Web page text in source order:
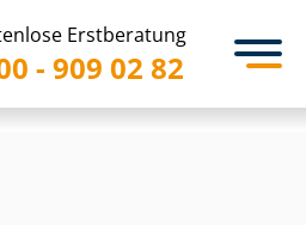
Erstberatung
- 909 02 82